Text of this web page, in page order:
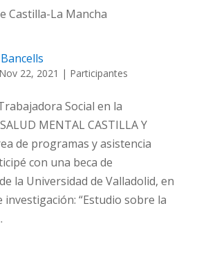
Castilla-La Mancha
Nov 22, 2021 | Participantes
Social en la
MENTAL CASTILLA Y
de programas y asistencia
con una beca de
la Universidad de Valladolid, en
investigación: “Estudio sobre la